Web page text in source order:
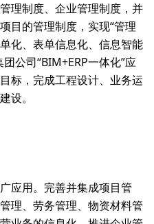
理制度、企业管理制度，并
目的管理制度，实现“管理
化、表单信息化、信息智能
公司“BIM+ERP一体化”应
标，完成工程设计、业务运
设。
应用。完善并集成项目管
理、劳务管理、物资材料管